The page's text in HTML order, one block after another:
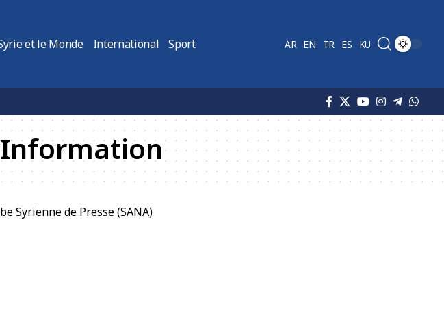
et le Monde International Sport AR EN TR ES KU